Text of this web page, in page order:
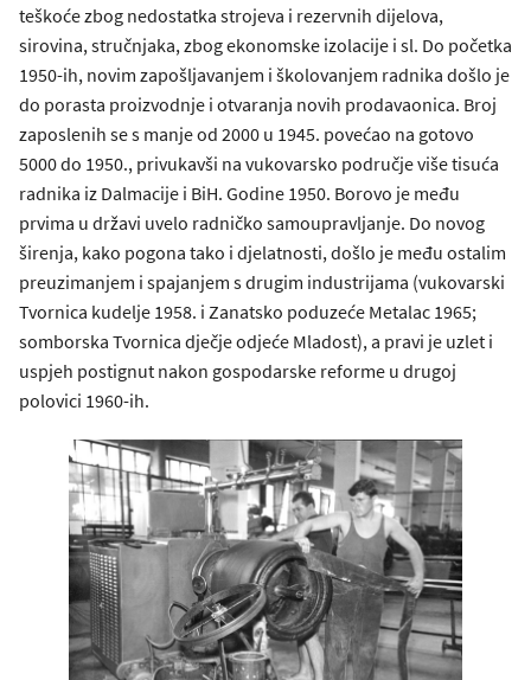
teškoće zbog nedostatka strojeva i rezervnih dijelova,
sirovina, stručnjaka, zbog ekonomske izolacije i sl. Do početka
1950-ih, novim zapošljavanjem i školovanjem radnika došlo je
do porasta proizvodnje i otvaranja novih prodavaonica. Broj
zaposlenih se s manje od 2000 u 1945. povećao na gotovo
5000 do 1950., privukavši na vukovarsko područje više tisuća
radnika iz Dalmacije i BiH. Godine 1950. Borovo je među
prvima u državi uvelo radničko samoupravljanje. Do novog
širenja, kako pogona tako i djelatnosti, došlo je među ostalim
preuzimanjem i spajanjem s drugim industrijama (vukovarski
Tvornica kudelje 1958. i Zanatsko poduzeće Metalac 1965;
somborska Tvornica dječje odjeće Mladost), a pravi je uzlet i
uspjeh postignut nakon gospodarske reforme u drugoj
polovici 1960-ih.